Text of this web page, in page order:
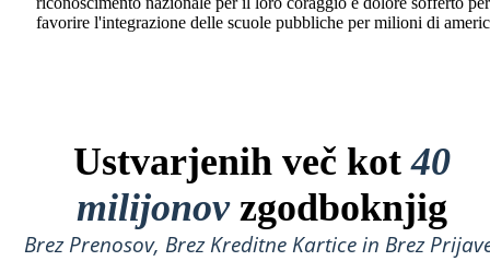
favorire l'integrazione delle scuole pubbliche per milioni di
Ustvarjenih več kot40
milijonovzgodboknjig
Brez Prenosov, Brez Kreditne Kartice in Brez